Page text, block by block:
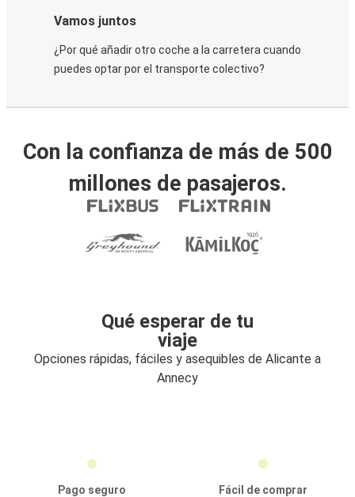
Vamos juntos
¿Por qué añadir otro coche a la carretera cuando
puedes optar por el transporte colectivo?
Con la confianza de más de 500
millones de pasajeros.
Qué esperar de tu
viaje
Opciones rápidas, fáciles y asequibles de Alicante a
Annecy
Pago seguro
Fácil de comprar